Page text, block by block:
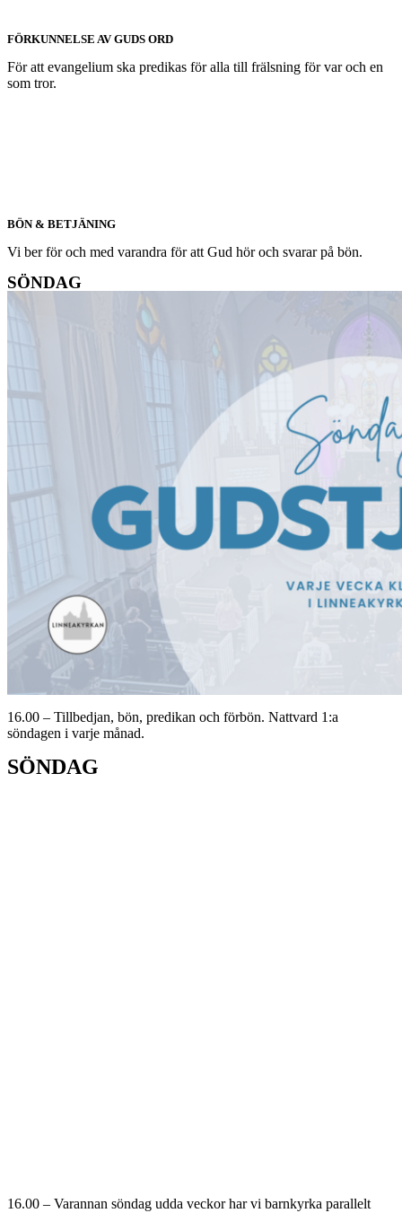
FÖRKUNNELSE AV GUDS ORD
För att evangelium ska predikas för alla till frälsning för var och en
som tror.
BÖN & BETJÄNING
Vi ber för och med varandra för att Gud hör och svarar på bön.
SÖNDAG
16.00 – Tillbedjan, bön, predikan och förbön. Nattvard 1:a
söndagen i varje månad.
SÖNDAG
16.00 – Varannan söndag udda veckor har vi barnkyrka parallelt